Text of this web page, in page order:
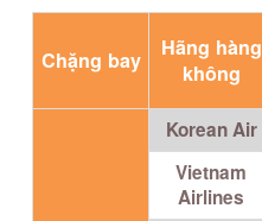
Chặng bay
Hãng hàng
không
Korean Air
Vietnam
Airlines